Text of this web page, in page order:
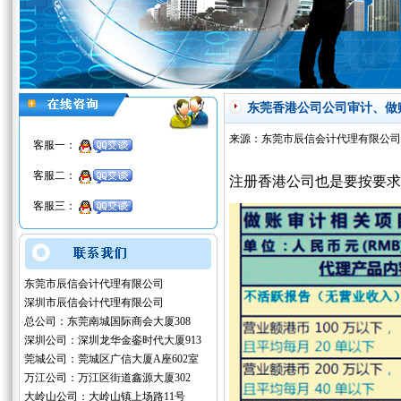
客服一：
客服二：
客服三：
东莞市辰信会计代理有限公司
深圳市辰信会计代理有限公司
总公司：东莞南城国际商会大厦308
深圳公司：深圳龙华金銮时代大厦913
莞城公司：莞城区广信大厦A座602室
万江公司：万江区街道鑫源大厦302
大岭山公司：大岭山镇上场路11号
东莞香港公司公司审计、
来源：东莞市辰信会计代理有限
注册香港公司也是要按要